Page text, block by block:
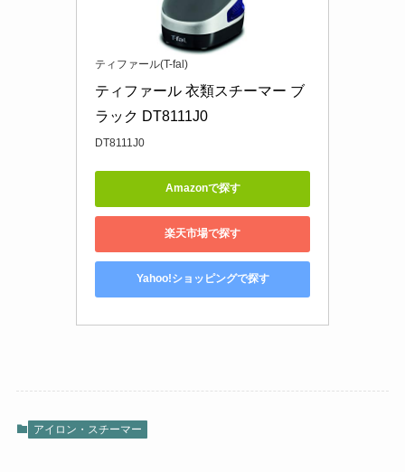
ティファール(T-fal)
ティファール 衣類スチーマー ブ
ラック DT8111J0
DT8111J0
Amazonで探す
楽天市場で探す
Yahoo!ショッピングで探す
アイロン・スチーマー